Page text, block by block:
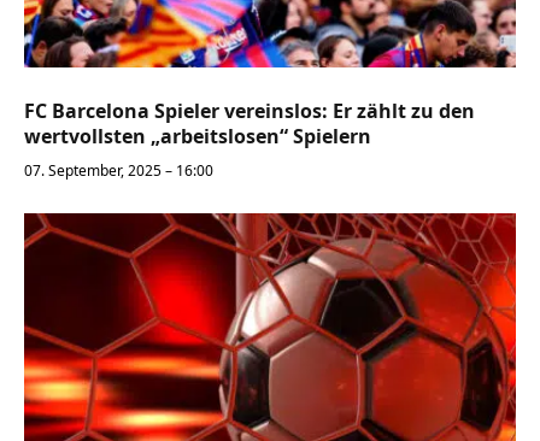
FC Barcelona Spieler vereinslos: Er zählt zu den
wertvollsten „arbeitslosen“ Spielern
07. September, 2025 – 16:00